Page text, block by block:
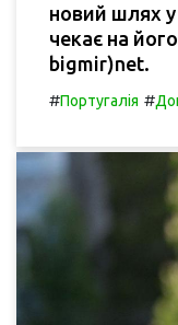
новий шлях у
чекає на
bigmir)net.
#Португалія #